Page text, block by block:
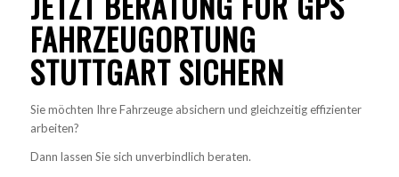
FAHRZEUGORTUNG
STUTTGART SICHERN
Sie möchten Ihre Fahrzeuge absichern und gleichzeitig effizienter
arbeiten?
Dann lassen Sie sich unverbindlich beraten.